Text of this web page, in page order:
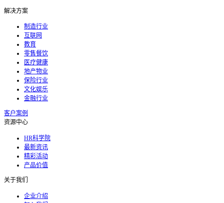
解决方案
制造行业
互联网
教育
零售餐饮
医疗健康
地产物业
保险行业
文化娱乐
金融行业
客户案例
资源中心
HR科学院
最新资讯
精彩活动
产品价值
关于我们
企业介绍